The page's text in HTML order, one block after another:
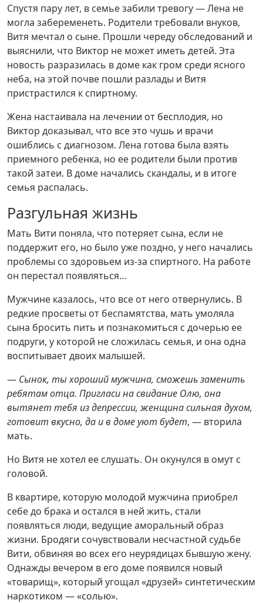
Спустя пару лет, в семье забили тревогу — Лена не
могла забеременеть. Родители требовали внуков,
Витя мечтал о сыне. Прошли череду обследований и
выяснили, что Виктор не может иметь детей. Эта
новость разразилась в доме как гром среди ясного
неба, на этой почве пошли разлады и Витя
пристрастился к спиртному.
Жена настаивала на лечении от бесплодия, но
Виктор доказывал, что все это чушь и врачи
ошиблись с диагнозом. Лена готова была взять
приемного ребенка, но ее родители были против
такой затеи. В доме начались скандалы, и в итоге
семья распалась.
Разгульная жизнь
Мать Вити поняла, что потеряет сына, если не
поддержит его, но было уже поздно, у него начались
проблемы со здоровьем из-за спиртного. На работе
он перестал появляться…
Мужчине казалось, что все от него отвернулись. В
редкие просветы от беспамятства, мать умоляла
сына бросить пить и познакомиться с дочерью ее
подруги, у которой не сложилась семья, и она одна
воспитывает двоих малышей.
— Сынок, ты хороший мужчина, сможешь заменить
ребятам отца. Пригласи на свидание Олю, она
вытянет тебя из депрессии, женщина сильная духом,
готовит вкусно, да и в доме уют будет, — вторила
мать.
Но Витя не хотел ее слушать. Он окунулся в омут с
головой.
В квартире, которую молодой мужчина приобрел
себе до брака и остался в ней жить, стали
появляться люди, ведущие аморальный образ
жизни. Бродяги сочувствовали несчастной судьбе
Вити, обвиняя во всех его неурядицах бывшую жену.
Однажды вечером в его доме появился новый
«товарищ», который угощал «друзей» синтетическим
наркотиком — «солью».